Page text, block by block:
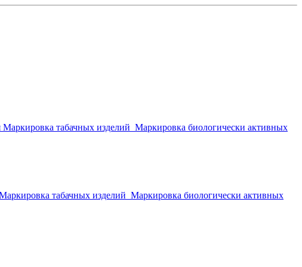
Маркировка табачных изделий Маркировка биологически активных
табачных изделий Маркировка биологически активных